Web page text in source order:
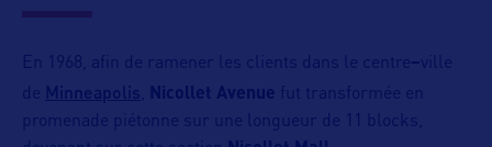
En 1968, afin de ramener les clients dans le centre– ville
de Minneapolis Nicollet Avenue fut transformée en
promenade piétonne sur une longueur de 11 blocks,